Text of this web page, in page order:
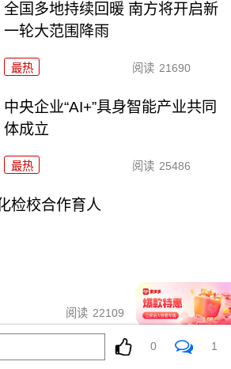
全国多地持续回暖 南方将开启新
一轮大范围降雨
最热 阅读 21690
中央企业“AI+”具身智能产业共同
体成立
最热 阅读 25486
检校合作育人
阅读 22109 02-11
税收数据显示：我国经济社会绿
0 1